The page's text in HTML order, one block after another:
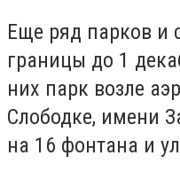
Еще ряд парков и
границы до 1
них парк возле
Слободке, имени
на 16 фонтана и